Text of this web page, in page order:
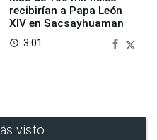
recibirían a Papa León
XIV en Sacsayhuaman
access_time 3:01
visto